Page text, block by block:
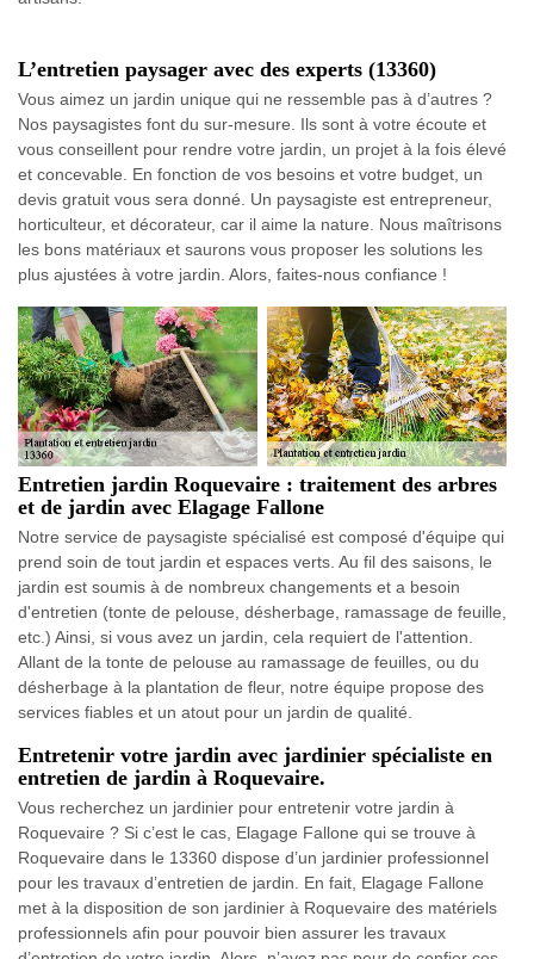
L’entretien paysager avec des experts (13360)
Vous aimez un jardin unique qui ne ressemble pas à d’autres ?
Nos paysagistes font du sur-mesure. Ils sont à votre écoute et
vous conseillent pour rendre votre jardin, un projet à la fois élevé
et concevable. En fonction de vos besoins et votre budget, un
devis gratuit vous sera donné. Un paysagiste est entrepreneur,
horticulteur, et décorateur, car il aime la nature. Nous maîtrisons
les bons matériaux et saurons vous proposer les solutions les
plus ajustées à votre jardin. Alors, faites-nous confiance !
Entretien jardin Roquevaire : traitement des arbres
et de jardin avec Elagage Fallone
Notre service de paysagiste spécialisé est composé d'équipe qui
prend soin de tout jardin et espaces verts. Au fil des saisons, le
jardin est soumis à de nombreux changements et a besoin
d'entretien (tonte de pelouse, désherbage, ramassage de feuille,
etc.) Ainsi, si vous avez un jardin, cela requiert de l'attention.
Allant de la tonte de pelouse au ramassage de feuilles, ou du
désherbage à la plantation de fleur, notre équipe propose des
services fiables et un atout pour un jardin de qualité.
Entretenir votre jardin avec jardinier spécialiste en
entretien de jardin à Roquevaire.
Vous recherchez un jardinier pour entretenir votre jardin à
Roquevaire ? Si c’est le cas, Elagage Fallone qui se trouve à
Roquevaire dans le 13360 dispose d’un jardinier professionnel
pour les travaux d’entretien de jardin. En fait, Elagage Fallone
met à la disposition de son jardinier à Roquevaire des matériels
professionnels afin pour pouvoir bien assurer les travaux